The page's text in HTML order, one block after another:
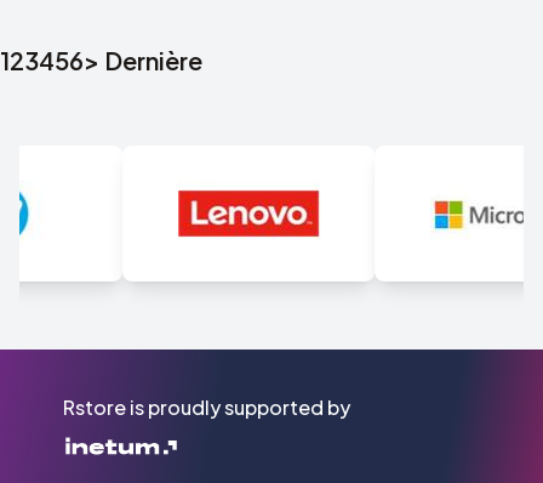
123456> Dernière
Rstore is proudly supported by